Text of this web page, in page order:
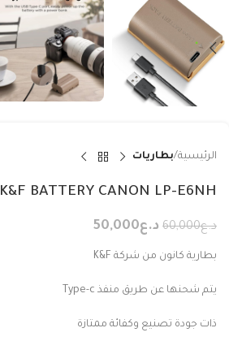
الرئيسية بطاريات
K&F BATTERY CANON LP-E6NH
د.ع60,000 د.ع50,000
بطارية كانون من شركة K&F
يتم شحنها عن طريق منفذ Type-c
ذات جودة تصنيع وكفائة ممتازة